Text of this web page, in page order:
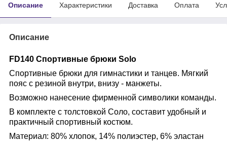
Описание Характеристики Доставка Оплата
Описание
FD140 Спортивные брюки Solo
Спортивные брюки для гимнастики и танцев. Мягкий
пояс с резиной внутри, внизу - манжеты.
Возможно нанесение фирменной символики команды.
В комплекте с толстовкой Соло, составит удобный и
практичный спортивный костюм.
Материал: 80% хлопок, 14% полиэстер, 6% эластан